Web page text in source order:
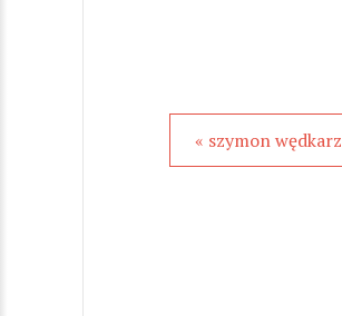
« szymon wędkarz